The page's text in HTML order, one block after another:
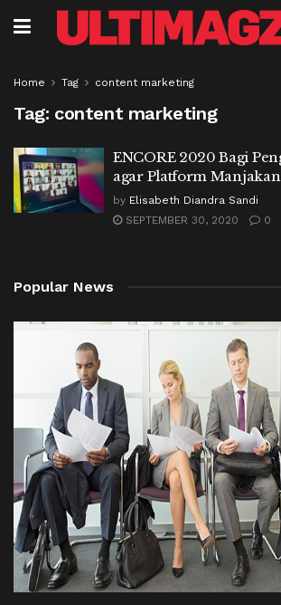
Home Tag content marketing
Tag: content marketing
ENCORE 2020 Bagi
agar Platform
by Elisabeth Diandra Sandi
SEPTEMBER 30, 2020
0
Popular News